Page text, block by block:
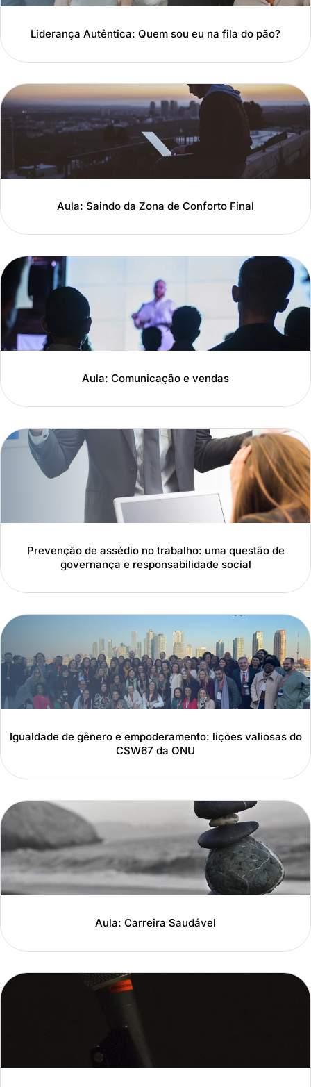
Liderança Autêntica: Quem sou eu na fila do pão?
Aula: Saindo da Zona de Conforto Final
Aula: Comunicação e vendas
Prevenção de assédio no trabalho: uma questão de
governança e responsabilidade social
Igualdade de gênero e empoderamento: lições valiosas do
CSW67 da ONU
Aula: Carreira Saudável